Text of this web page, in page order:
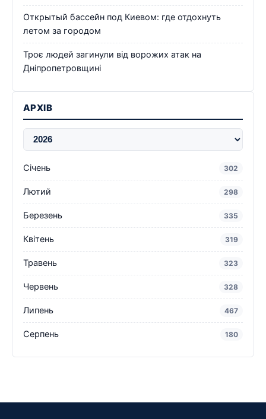
Открытый бассейн под Киевом: где отдохнуть
летом за городом
Троє людей загинули від ворожих атак на
Дніпропетровщині
АРХІВ
Січень 302
Лютий 298
Березень 335
Квітень 319
Травень 323
Червень 328
Липень 467
Серпень 180